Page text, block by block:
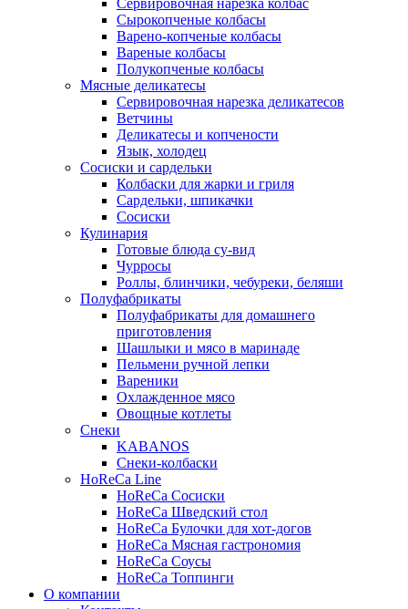
Сервировочная нарезка колбас
Сырокопченые колбасы
Варено-копченые колбасы
Вареные колбасы
Полукопченые колбасы
Мясные деликатесы
Сервировочная нарезка деликатесов
Ветчины
Деликатесы и копчености
Язык, холодец
Сосиски и сардельки
Колбаски для жарки и гриля
Сардельки, шпикачки
Сосиски
Кулинария
Готовые блюда су-вид
Чурросы
Роллы, блинчики, чебуреки, беляши
Полуфабрикаты
Полуфабрикаты для домашнего
приготовления
Шашлыки и мясо в маринаде
Пельмени ручной лепки
Вареники
Охлажденное мясо
Овощные котлеты
Снеки
KABANOS
Снеки-колбаски
HoReCa Line
HoReCa Сосиски
HoReCa Шведский стол
HoReCa Булочки для хот-догов
HoReCa Мясная гастрономия
HoReCa Соусы
HoReCa Топпинги
О компании